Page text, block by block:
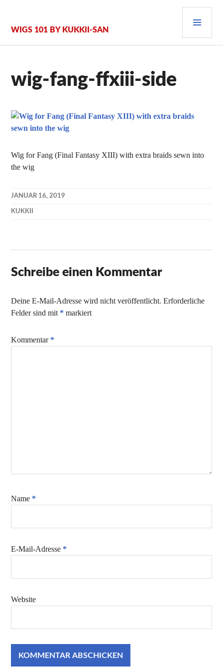
springen
WIGS 101 BY KUKKII-SAN
wig-fang-ffxiii-side
Wig for Fang (Final Fantasy XIII) with extra braids sewn into
the wig
JANUAR 16, 2019
KUKKII
Schreibe einen Kommentar
Deine E-Mail-Adresse wird nicht veröffentlicht. Erforderliche
Felder sind mit * markiert
Kommentar *
Name *
E-Mail-Adresse *
Website